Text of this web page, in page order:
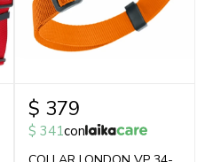
$ 379
$ 341con